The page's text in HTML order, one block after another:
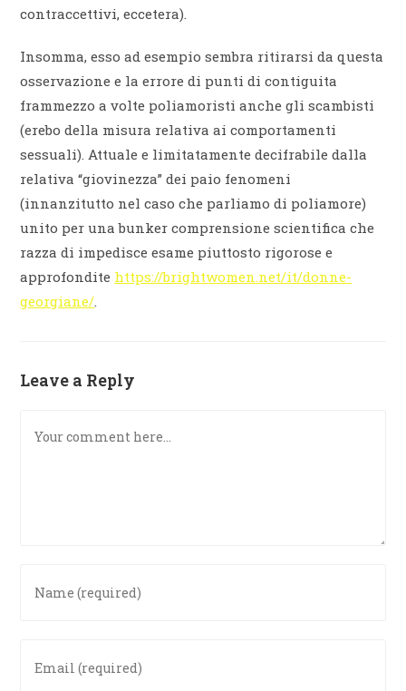
contraccettivi, eccetera).
Insomma, esso ad esempio sembra ritirarsi da questa
osservazione e la errore di punti di contiguita
frammezzo a volte poliamoristi anche gli scambisti
(erebo della misura relativa ai comportamenti
sessuali). Attuale e limitatamente decifrabile dalla
relativa “giovinezza” dei paio fenomeni
(innanzitutto nel caso che parliamo di poliamore)
unito per una bunker comprensione scientifica che
razza di impedisce esame piuttosto rigorose e
approfondite https://brightwomen.net/it/donne-
georgiane/.
Leave a Reply